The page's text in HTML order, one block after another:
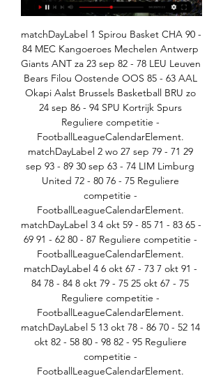
matchDayLabel 1 Spirou Basket CHA 90 -
84 MEC Kangoeroes Mechelen Antwerp
Giants ANT za 23 sep 82 - 78 LEU Leuven
Bears Filou Oostende OOS 85 - 63 AAL
Okapi Aalst Brussels Basketball BRU zo
24 sep 86 - 94 SPU Kortrijk Spurs
Reguliere competitie -
FootballLeagueCalendarElement.
matchDayLabel 2 wo 27 sep 79 - 71 29
sep 93 - 89 30 sep 63 - 74 LIM Limburg
United 72 - 80 76 - 75 Reguliere
competitie -
FootballLeagueCalendarElement.
matchDayLabel 3 4 okt 59 - 85 71 - 83 65 -
69 91 - 62 80 - 87 Reguliere competitie -
FootballLeagueCalendarElement.
matchDayLabel 4 6 okt 67 - 73 7 okt 91 -
84 78 - 84 8 okt 79 - 75 25 okt 67 - 75
Reguliere competitie -
FootballLeagueCalendarElement.
matchDayLabel 5 13 okt 78 - 86 70 - 52 14
okt 82 - 58 80 - 98 82 - 95 Reguliere
competitie -
FootballLeagueCalendarElement.